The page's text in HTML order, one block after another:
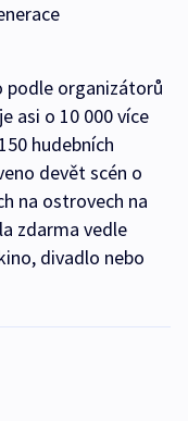
podle organizátorů
asi o 10 000 více
hudebních
devět scén o
na ostrovech na
zdarma vedle
divadlo nebo